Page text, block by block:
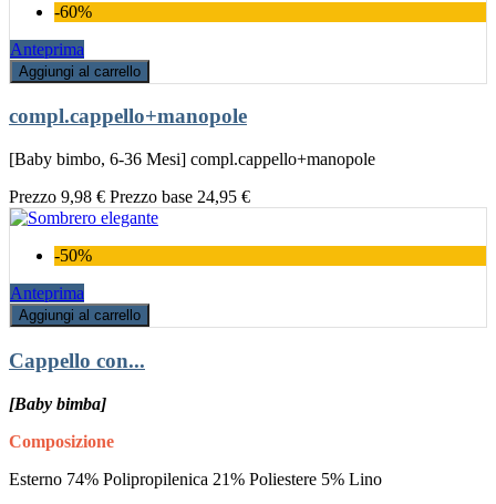
-60%
Anteprima
Aggiungi al carrello
compl.cappello+manopole
[Baby bimbo, 6-36 Mesi] compl.cappello+manopole
Prezzo 9,98 € Prezzo base 24,95 €
-50%
Anteprima
Aggiungi al carrello
Cappello con...
[Baby bimba]
Composizione
Esterno 74% Polipropilenica 21% Poliestere 5% Lino